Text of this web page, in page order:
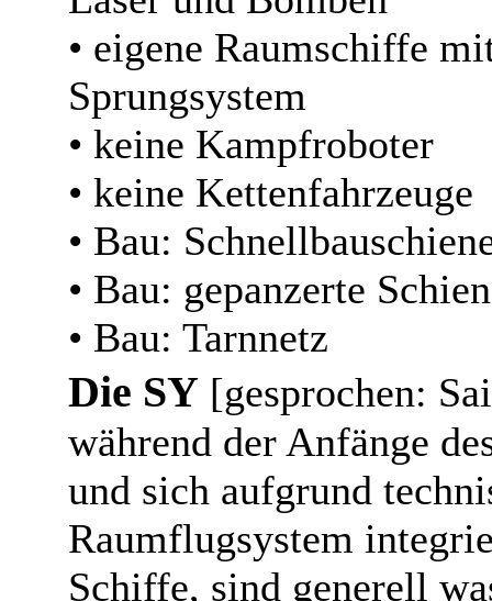
• eigene Raumschiffe
Sprungsystem
• keine Kampfroboter
• keine Kettenfahrzeuge
• Bau:
• Bau: gepanzerte
• Bau: Tarnnetz
Die SY [gesprochen:
während der Anfänge
und sich aufgrund
Raumflugsystem
Schiffe, sind generell